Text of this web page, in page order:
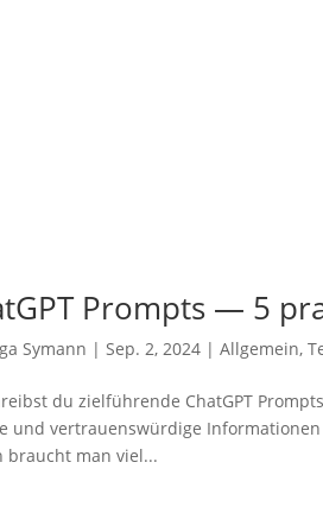
Prompts — 5
Symann | Sep. 2, 2024 |Allgemein,
du ziel­füh­ren­de ChatGPT
und ver­trau­ens­wür­di­ge
braucht man viel...